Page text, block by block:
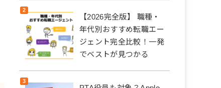
【2026完全版】 職種・
年代別おすすめ転職エー
ジェント完全比較！一発
でベストが見つかる